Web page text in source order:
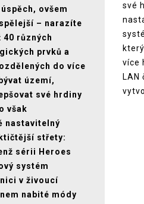
ovšem
– narazíte
různých
prvků a
do více
území,
své hrdiny
však
nastavitelný
střety:
sérii Heroes
systém
v živoucí
nabité módy
své
více